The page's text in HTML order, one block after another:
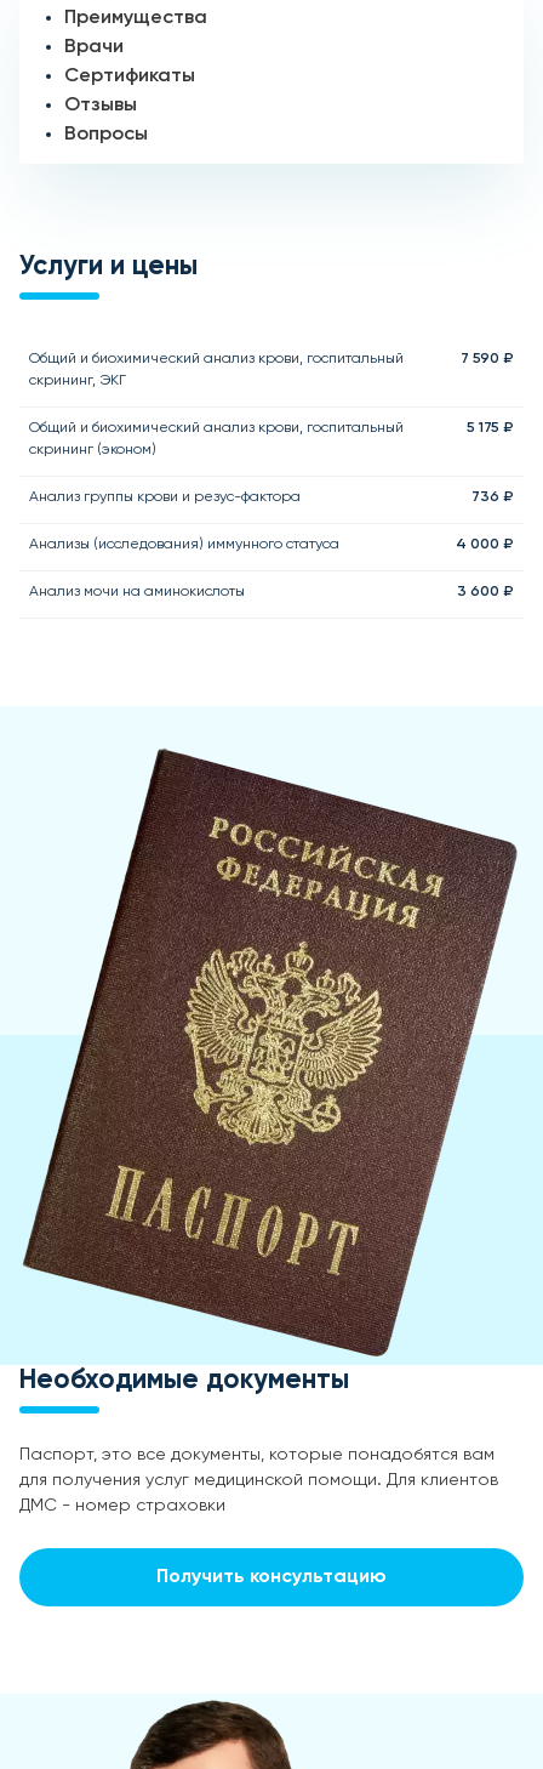
Преимущества
Врачи
Сертификаты
Отзывы
Вопросы
Услуги и цены
Общий и биохимический анализ крови, госпитальный
скрининг, ЭКГ
7 590 ₽
Общий и биохимический анализ крови, госпитальный
скрининг (эконом)
5 175 ₽
Анализ группы крови и резус-фактора 736 ₽
Анализы (исследования) иммунного статуса 4 000 ₽
Анализ мочи на аминокислоты 3 600 ₽
Необходимые документы
Паспорт, это все документы, которые понадобятся вам
для получения услуг медицинской помощи. Для клиентов
ДМС - номер страховки
Получить консультацию